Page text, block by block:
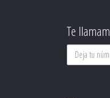
Te
Deja
tu